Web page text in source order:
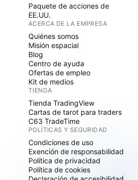
Paquete de acciones de
EE.UU.
ACERCA DE LA EMPRESA
Quiénes somos
Misión espacial
Blog
Centro de ayuda
Ofertas de empleo
Kit de medios
TIENDA
Tienda TradingView
Cartas de tarot para traders
C63 TradeTime
POLÍTICAS Y SEGURIDAD
Condiciones de uso
Exención de responsabilidad
Política de privacidad
Política de cookies